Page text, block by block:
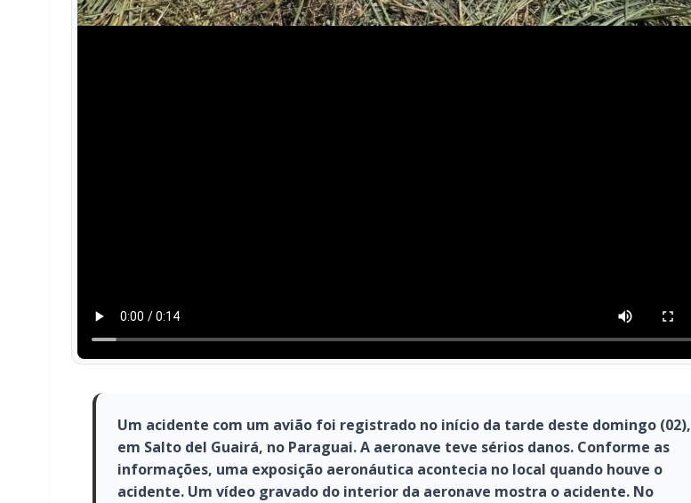
Um acidente com um avião foi registrado no início da tarde deste domingo (02),
em Salto del Guairá, no Paraguai. A aeronave teve sérios danos. Conforme as
informações, uma exposição aeronáutica acontecia no local quando houve o
acidente. Um vídeo gravado do interior da aeronave mostra o acidente. No